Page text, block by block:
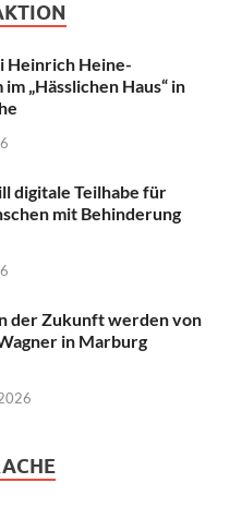
Heinrich Heine-
„Hässlichen Haus“ in
digitale Teilhabe für
mit Behinderung
der Zukunft werden von
in Marburg